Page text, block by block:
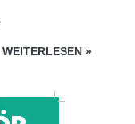
WEITERLESEN »